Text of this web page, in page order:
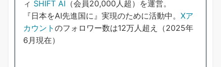
ィ SHIFT AI （会員20,000人超）を運営。
『日本をAI先進国に』実現のために活動中。 Xア
カウント のフォロワー数は12万人超え（2025年
6月現在）